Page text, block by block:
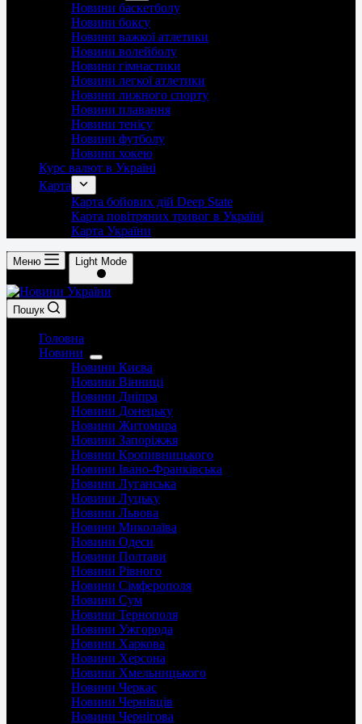
Новини баскетболу
Новини боксу
Новини важкої атлетики
Новини волейболу
Новини гімнастики
Новини легкої атлетики
Новини лижного спорту
Новини плавання
Новини тенісу
Новини футболу
Новини хокею
Курс валют в Україні
Карта
Карта бойових дій Deep State
Карта повітряних тривог в Україні
Карта України
Меню Light Mode
Пошук
Головна
Новини
Новини Києва
Новини Вінниці
Новини Дніпра
Новини Донецьку
Новини Житомира
Новини Запоріжжя
Новини Кропивницького
Новини Івано-Франківська
Новини Луганська
Новини Луцьку
Новини Львова
Новини Миколаїва
Новини Одеси
Новини Полтави
Новини Рівного
Новини Сімферополя
Новини Сум
Новини Тернополя
Новини Ужгорода
Новини Харкова
Новини Херсона
Новини Хмельницького
Новини Черкас
Новини Чернівців
Новини Чернігова